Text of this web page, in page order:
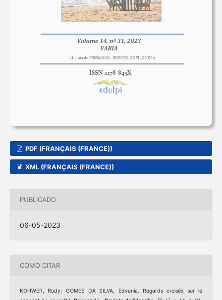
PDF (FRANÇAIS (FRANCE))
XML (FRANÇAIS (FRANCE))
PUBLICADO
06-05-2023
COMO CITAR
KOHWER, Rudy; GOMES DA SILVA, Edvania. Regards croisés sur le